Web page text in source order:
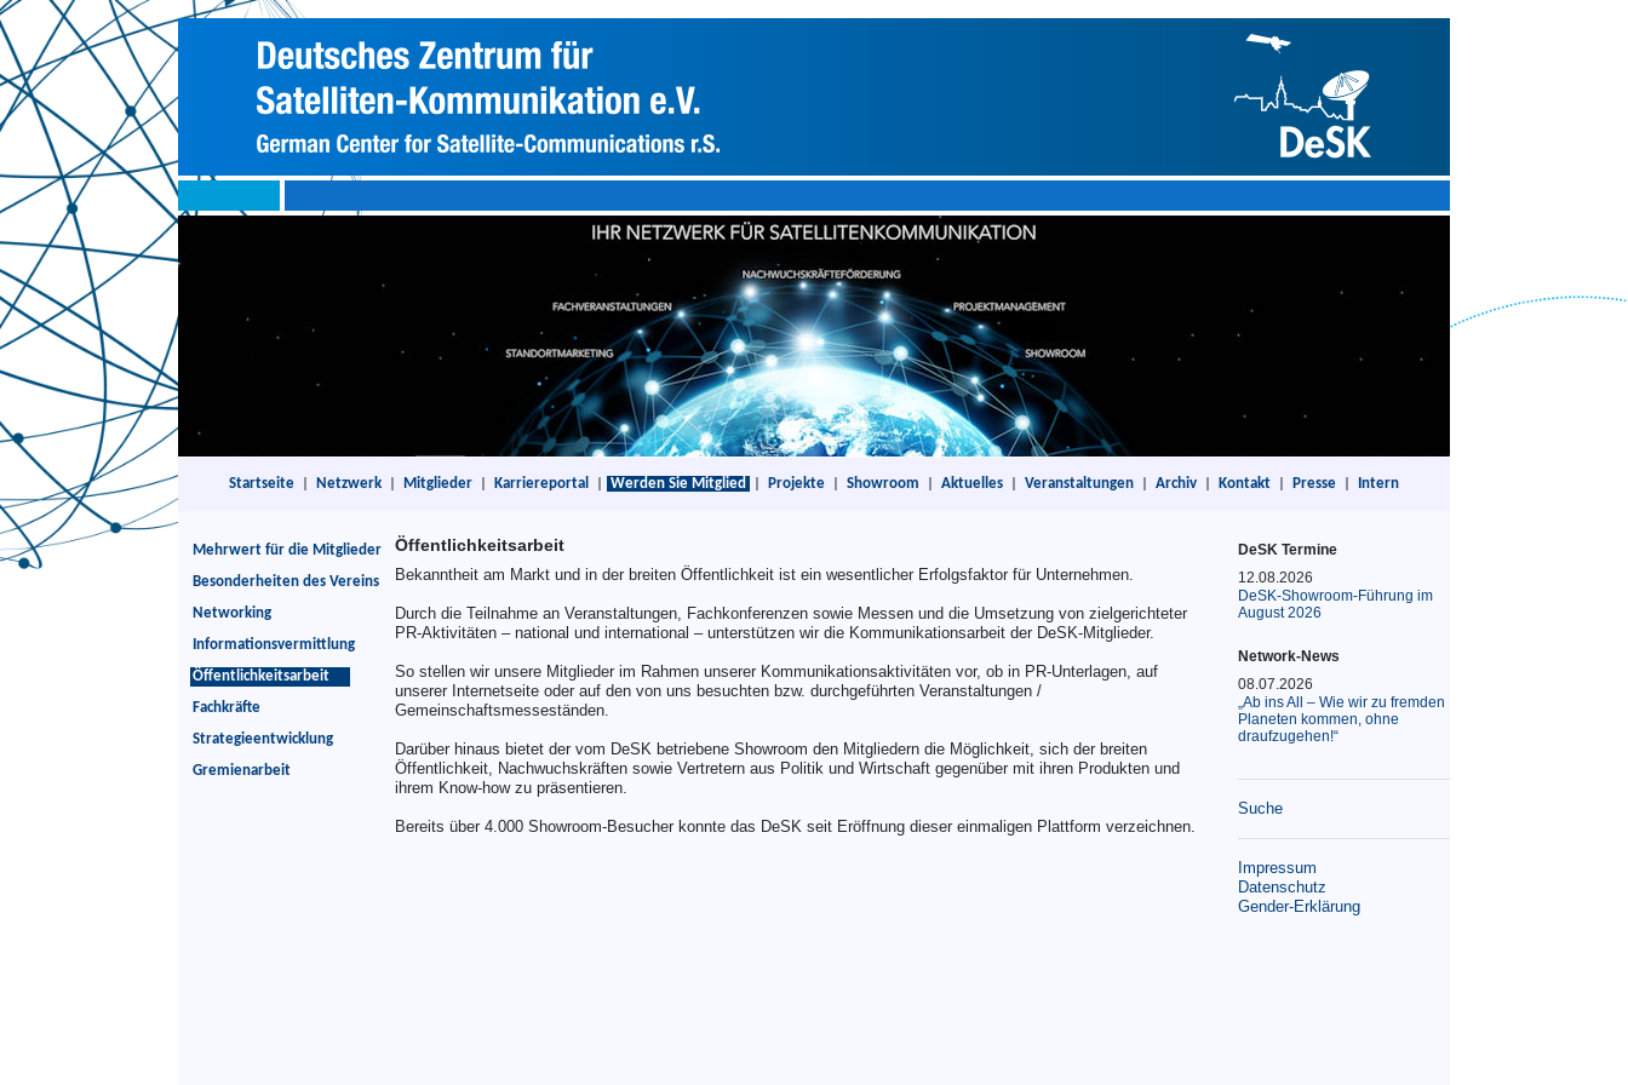
Startseite Netzwerk Mitglieder Karriereportal Werden Sie Mitglied Projekte Showroom Aktuelles Veranstaltungen Archiv Kontakt Presse Intern
Mehrwert für die Mitglieder
Besonderheiten des Vereins
Networking
Informationsvermittlung
Öffentlichkeitsarbeit
Fachkräfte
Strategieentwicklung
Gremienarbeit
Öffentlichkeitsarbeit
Bekanntheit am Markt und in der breiten Öffentlichkeit ist ein wesentlicher Erfolgsfaktor für Unternehmen.
Durch die Teilnahme an Veranstaltungen, Fachkonferenzen sowie Messen und die Umsetzung von zielgerichteter
PR-Aktivitäten – national und international – unterstützen wir die Kommunikationsarbeit der DeSK-Mitglieder.
So stellen wir unsere Mitglieder im Rahmen unserer Kommunikationsaktivitäten vor, ob in PR-Unterlagen, auf
unserer Internetseite oder auf den von uns besuchten bzw. durchgeführten Veranstaltungen /
Gemeinschaftsmesseständen.
Darüber hinaus bietet der vom DeSK betriebene Showroom den Mitgliedern die Möglichkeit, sich der breiten
Öffentlichkeit, Nachwuchskräften sowie Vertretern aus Politik und Wirtschaft gegenüber mit ihren Produkten und
ihrem Know-how zu präsentieren.
Bereits über 4.000 Showroom-Besucher konnte das DeSK seit Eröffnung dieser einmaligen Plattform verzeichnen.
DeSK Termine
12.08.2026
DeSK-Showroom-Führung im
August 2026
Network-News
08.07.2026
„Ab ins All – Wie wir zu fremden
Planeten kommen, ohne
draufzugehen!“
Suche
Impressum
Datenschutz
Gender-Erklärung